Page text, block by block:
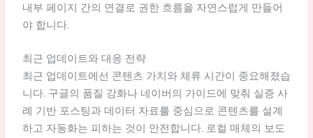
내부 페이지 간의 연결로 권한 흐름을 자연스럽게 만들어
야 합니다.
최근 업데이트와 대응 전략
최근 업데이트에선 콘텐츠 가치와 체류 시간이 중요해졌습
니다. 구글의 품질 강화나 네이버의 가이드에 맞춰 실증 사
례 기반 포스팅과 데이터 자료를 중심으로 콘텐츠를 설계
하고 자동화는 피하는 것이 안전합니다. 로컬 매체의 보도